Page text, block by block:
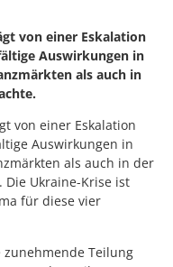
von einer Eskalation
Auswirkungen in
als auch in
von einer Eskalation
Auswirkungen in
als auch in der
Ukraine-Krise ist
für diese vier
zunehmende Teilung